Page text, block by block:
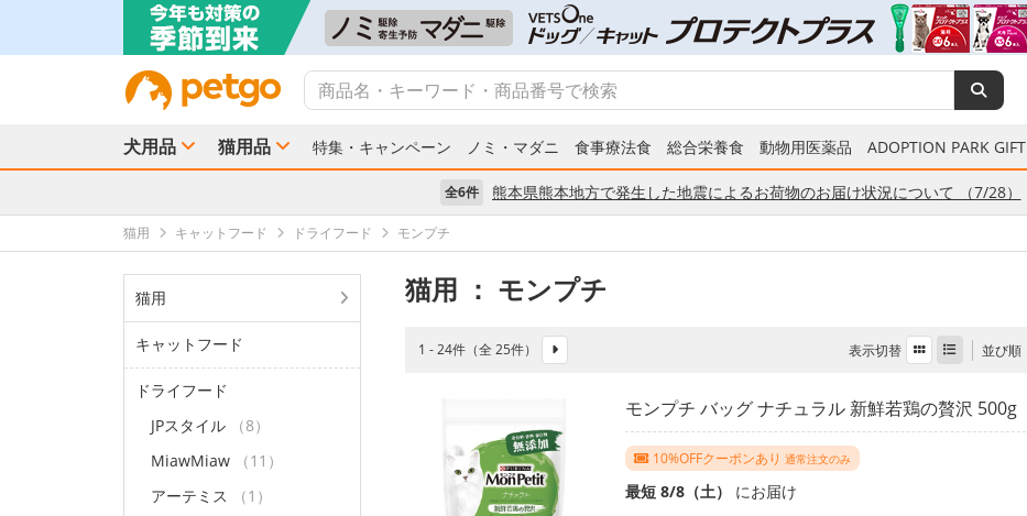
犬用品 猫用品 特集・キャンペーン ノミ・マダニ 食事療法食 総合栄養食 動物用医薬品 ADOPTION PARK GIFT
全6件 熊本県熊本地方で発生した地震によるお荷物のお届け状況について （7/28）
猫用 キャットフード ドライフード モンプチ
猫用
キャットフード
ドライフード
JPスタイル
（8）
MiawMiaw
（11）
アーテミス
（1）
猫用 ： モンプチ
1 - 24件（全 25件） 表示切替 並び順
モンプチ バッグ ナチュラル 新鮮若鶏の贅沢 500g
10%OFFクーポンあり 通常注文のみ
最短 8/8（土） にお届け